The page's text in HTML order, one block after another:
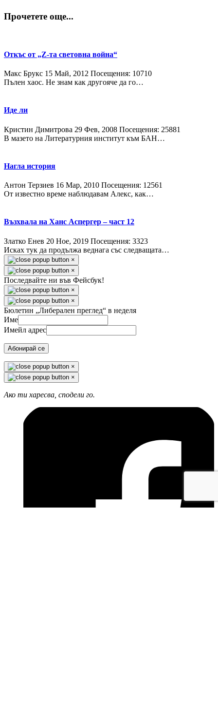
Прочетете още...
Откъс от „Z-та световна война“
Макс Брукс 15 Май, 2012 Посещения: 10710
Пълен хаос. Не знам как другояче да го…
Иде ли
Кристин Димитрова 29 Фев, 2008 Посещения: 25881
В мазето на Литературния институт към БАН…
Нагла история
Антон Терзиев 16 Мар, 2010 Посещения: 12561
От известно време наблюдавам Алекс, как…
Възхвала на Ханс Аспергер – част 12
Златко Енев 20 Ное, 2019 Посещения: 3323
Исках тук да продължа веднага със следващата…
×
×
Последвайте ни във Фейсбук!
×
×
Бюлетин „Либерален преглед“ в неделя
Име
Имейл адрес
Абонирай се
×
×
Ако ти харесва, сподели го.